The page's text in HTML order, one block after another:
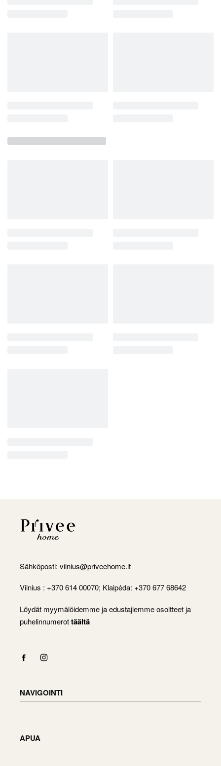
Sähköposti: vilnius@priveehome.lt
Vilnius : +370 614 00070; Klaipėda: +370 677 68642
Löydät myymälöidemme ja edustajiemme osoitteet ja
puhelinnumerottäältä
NAVIGOINTI
Cart
APUA